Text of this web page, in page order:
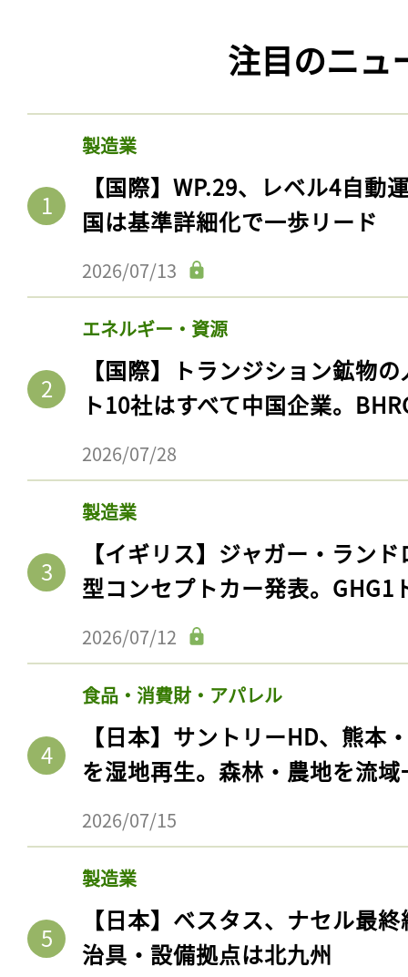
注目のニュ
製造業
【国際】WP.29、レベル4自動
国は基準詳細化で一歩リード
2026/07/13
エネルギー・資源
【国際】トランジション鉱物
ト10社はすべて中国企業。
2026/07/28
製造業
【イギリス】ジャガー・ラン
型コンセプトカー発表。GHG1
2026/07/12
食品・消費財・アパレル
【日本】サントリーHD、熊本
を湿地再生。森林・農地を流
2026/07/15
製造業
【日本】ベスタス、ナセル最
治具・設備拠点は北九州